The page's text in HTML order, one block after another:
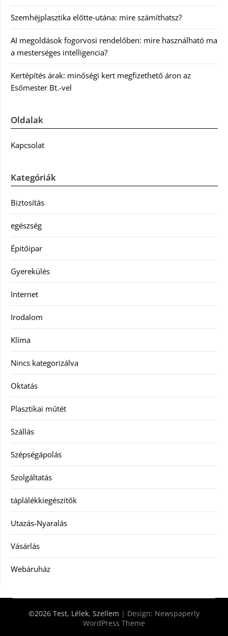
Szemhéjplasztika előtte-utána: mire számíthatsz?
AI megoldások fogorvosi rendelőben: mire használható ma
a mesterséges intelligencia?
Kertépítés árak: minőségi kert megfizethető áron az
Esőmester Bt.-vel
Oldalak
Kapcsolat
Kategóriák
Biztosítás
egészség
Építőipar
Gyerekülés
Internet
Irodalom
Klíma
Nincs kategorizálva
Oktatás
Plasztikai műtét
Szállás
Szépségápolás
Szolgáltatás
táplálékkiegészítők
Utazás-Nyaralás
Vásárlás
Webáruház
©2026 Test, Lélek, Szellem | Design: Newspaperly
WordPress Theme